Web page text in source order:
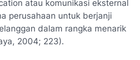
atau komunikasi eksternal
perusahaan untuk berjanji
dalam rangka menarik
2004; 223).